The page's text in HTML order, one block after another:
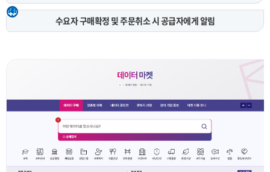
4
수요자 구매확정 및 주문취소 시공급자에게 알림